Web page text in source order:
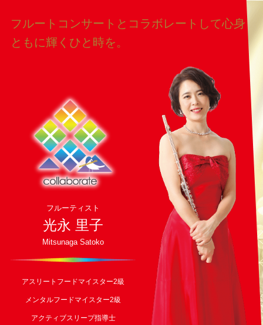
フルートコンサートとコラボレートして心身
ともに輝くひと時を。
フルーティスト
光永 里子
Mitsunaga Satoko
アスリートフードマイスター2級
メンタルフードマイスター2級
アクティブスリープ指導士